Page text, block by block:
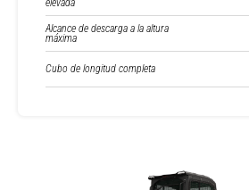
Alcance de descarga a la altura
máxima
Cubo de longitud completa